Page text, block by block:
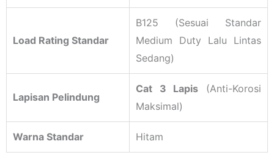
Load Rating Standar
B125 (Sesuai Standar
Medium Duty Lalu Lintas
Sedang)
Lapisan Pelindung
Cat 3 Lapis (Anti-Korosi
Maksimal)
Warna Standar Hitam